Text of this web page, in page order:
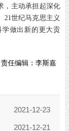
，主动承担起深化
21世纪马克思主义
做出新的更大贡
责任编辑： 李斯嘉